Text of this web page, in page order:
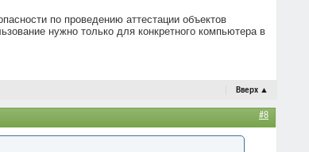
по проведению аттестации объектов
нужно только для конкретного компьютера в
Вверх ▲
#8